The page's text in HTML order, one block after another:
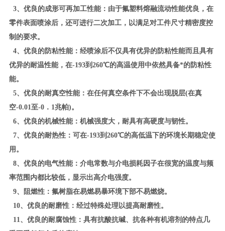
3、优良的成形可再加工性能：由于氟塑料熔融流动性能优良，在
零件表面喷涂后，还可进行二次加工，以满足对工件尺寸精密度控
制的要求。
4、优良的防粘性能：经喷涂后不仅具有优异的防粘性能而且具有
优异的耐温性能，在-193到260℃的高温使用中依然具备*的防粘性
能。
5、优良的耐真空性能：在任何真空条件下不会出现脱层(在真
空-0.01至-0．1兆帕)。
6、优良的机械性能：机械强度大，耐具有高硬度与韧性。
7、优良的耐热性：可在-193到260℃的高低温下的环境长期稳定使
用。
8、优良的电气性能：介电常数与介电损耗因子在很宽的温度与频
率范围内都比较低，显示出高介电强度。
9、阻燃性：氟树脂在易燃易暴环境下部不易燃烧。
10、优良的耐磨性：经过特殊处理以提高耐磨性。
11、优良的耐腐蚀性：具有抗酸抗碱、抗各种有机溶剂的特点几